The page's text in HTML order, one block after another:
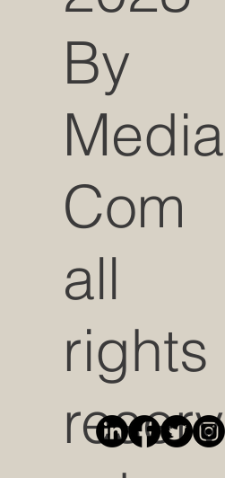
By
Media
Com
all
rights
reserv